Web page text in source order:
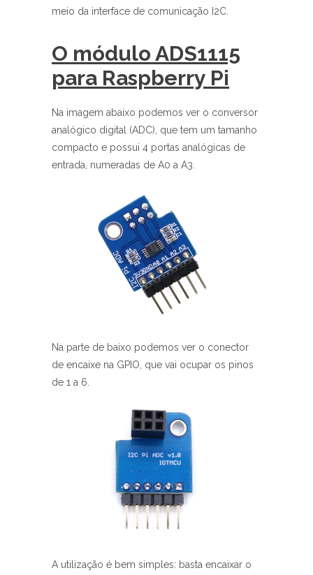
meio da interface de comunicação I2C.
O módulo ADS1115
para Raspberry Pi
Na imagem abaixo podemos ver o conversor
analógico digital (ADC), que tem um tamanho
compacto e possui 4 portas analógicas de
entrada, numeradas de A0 a A3.
Na parte de baixo podemos ver o conector
de encaixe na GPIO, que vai ocupar os pinos
de 1 a 6.
A utilização é bem simples: basta encaixar o